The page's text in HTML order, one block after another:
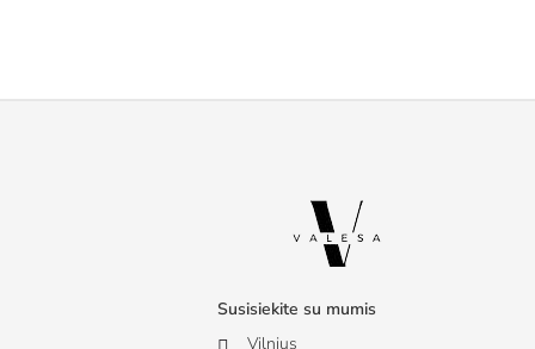
Susisiekite su mumis
Vilnius